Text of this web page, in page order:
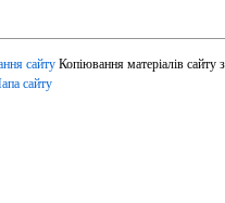
сайтуКопіювання матеріалів сайту
сайту